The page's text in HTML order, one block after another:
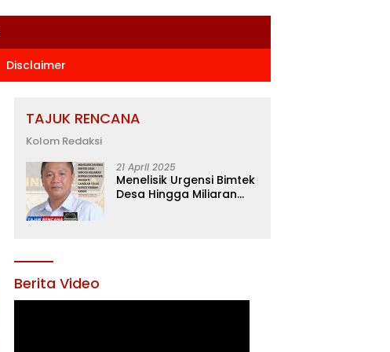
Disclaimer
TAJUK RENCANA
Kolom Redaksi
21 April 2025
Menelisik Urgensi Bimtek
Desa Hingga Miliaran
Berita Video